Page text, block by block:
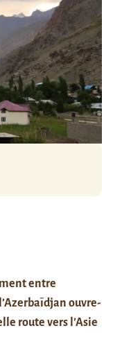
entre
ouvre-
route vers l’Asie